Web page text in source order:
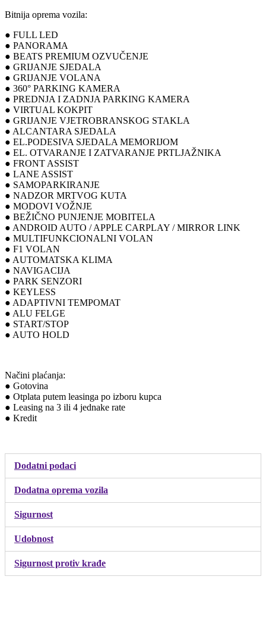
Bitnija oprema vozila:
● FULL LED
● PANORAMA
● BEATS PREMIUM OZVUČENJE
● GRIJANJE SJEDALA
● GRIJANJE VOLANA
● 360° PARKING KAMERA
● PREDNJA I ZADNJA PARKING KAMERA
● VIRTUAL KOKPIT
● GRIJANJE VJETROBRANSKOG STAKLA
● ALCANTARA SJEDALA
● EL.PODESIVA SJEDALA MEMORIJOM
● EL. OTVARANJE I ZATVARANJE PRTLJAŽNIKA
● FRONT ASSIST
● LANE ASSIST
● SAMOPARKIRANJE
● NADZOR MRTVOG KUTA
● MODOVI VOŽNJE
● BEŽIČNO PUNJENJE MOBITELA
● ANDROID AUTO / APPLE CARPLAY / MIRROR LINK
● MULTIFUNKCIONALNI VOLAN
● F1 VOLAN
● AUTOMATSKA KLIMA
● NAVIGACIJA
● PARK SENZORI
● KEYLESS
● ADAPTIVNI TEMPOMAT
● ALU FELGE
● START/STOP
● AUTO HOLD
Načini plaćanja:
● Gotovina
● Otplata putem leasinga po izboru kupca
● Leasing na 3 ili 4 jednake rate
● Kredit
Dodatni podaci
Dodatna oprema vozila
Sigurnost
Udobnost
Sigurnost protiv krađe